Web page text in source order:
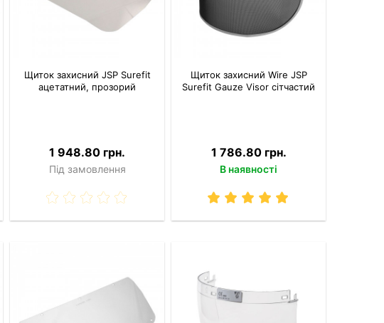
Щиток захисний JSP Surefit
ацетатний, прозорий
1 948.80 грн.
Під замовлення
Щиток захисний Wire JSP
Surefit Gauze Visor сітчастий
1 786.80 грн.
В наявності